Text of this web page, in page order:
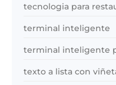
tecnologia para
terminal inteligente
terminal inteligente
texto a lista con